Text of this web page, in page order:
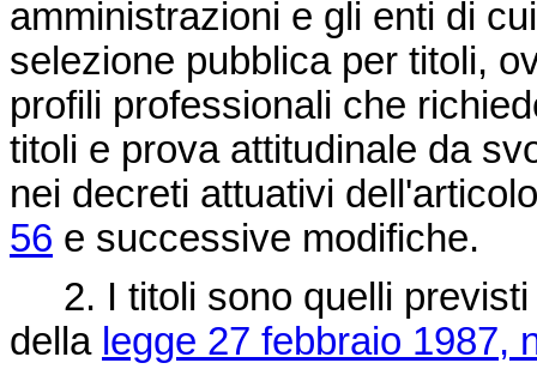
amministrazioni e gli enti di
selezione pubblica per titoli,
profili professionali che
titoli e prova attitudinale da
nei decreti attuativi
56 e successive modifiche.
2. I titoli sono quelli previsti
della legge 27 febbraio 1987,